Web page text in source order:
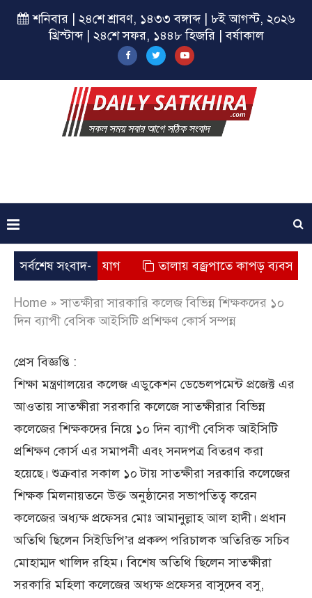
শনিবার | ২৪শে শ্রাবণ, ১৪৩৩ বঙ্গাব্দ | ৮ই আগস্ট, ২০২৬
খ্রিস্টাব্দ | ২৪শে সফর, ১৪৪৮ হিজরি | বর্ষাকাল
সর্বশেষ সংবাদ-
মৃত্যুর অভিযোগ তালায় বজ্রপাতে কাপড় ব্যবসায়ীর মৃত্যু
Home »সাতক্ষীরা সারকারি কলেজ বিভিন্ন শিক্ষকদের ১০
দিন ব্যাপী বেসিক আইসিটি প্রশিক্ষণ কোর্স সম্পন্ন
প্রেস বিজ্ঞপ্তি :
শিক্ষা মন্ত্রণালয়ের কলেজ এডুকেশন ডেভেলপমেন্ট প্রজেক্ট এর
আওতায় সাতক্ষীরা সরকারি কলেজে সাতক্ষীরার বিভিন্ন
কলেজের শিক্ষকদের নিয়ে ১০ দিন ব্যাপী বেসিক আইসিটি
প্রশিক্ষণ কোর্স এর সমাপনী এবং সনদপত্র বিতরণ করা
হয়েছে। শুক্রবার সকাল ১০ টায় সাতক্ষীরা সরকারি কলেজের
শিক্ষক মিলনায়তনে উক্ত অনুষ্ঠানের সভাপতিত্ব করেন
কলেজের অধ্যক্ষ প্রফেসর মোঃ আমানুল্লাহ আল হাদী। প্রধান
অতিথি ছিলেন সিইডিপি’র প্রকল্প পরিচালক অতিরিক্ত সচিব
মোহাম্মদ খালিদ রহিম। বিশেষ অতিথি ছিলেন সাতক্ষীরা
সরকারি মহিলা কলেজের অধ্যক্ষ প্রফেসর বাসুদেব বসু,